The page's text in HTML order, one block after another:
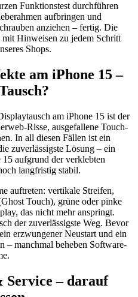
Funktionstest durchführen
aufbringen und
anziehen – fertig. Die
Hinweisen zu jedem Schritt
Shops.
am iPhone 15 –
am iPhone 15 ist der
Risse, ausgefallene Touch-
In all diesen Fällen ist ein
zuverlässigste Lösung – ein
aufgrund der verklebten
langfristig stabil.
auftreten: vertikale Streifen,
Touch), grüne oder pinke
das nicht mehr anspringt.
der zuverlässigste Weg. Bevor
erzwungener Neustart und ein
– manchmal beheben Software-
Service – darauf